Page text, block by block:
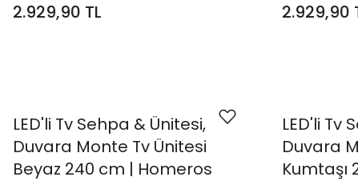
2.929,90 TL 2.929,90
LED'li Tv Sehpa & Ünitesi,
Duvara Monte Tv Ünitesi
Beyaz 240 cm | Homeros
LED'li Tv
Duvara
Kumtaşı